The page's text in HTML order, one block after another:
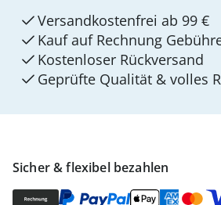
Sicher & flexibel bezahlen
Versandkostenfrei ab 99 €
Kauf auf Rechnung
Kostenloser Rückversand
Geprüfte Qualität & volles